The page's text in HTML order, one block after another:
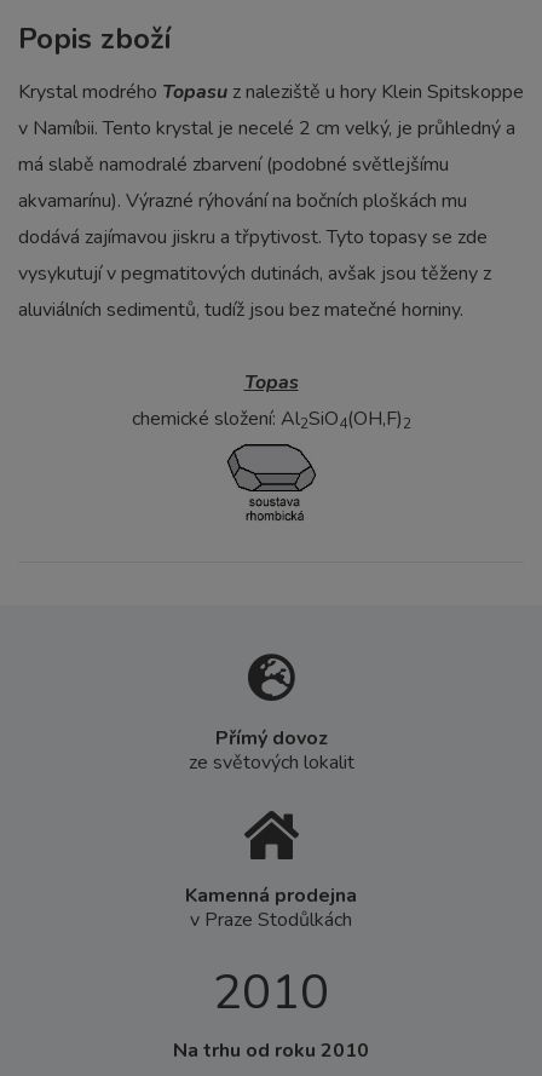
Popis zboží
Krystal modrého Topasu z naleziště u hory Klein Spitskoppe
v Namíbii. Tento krystal je necelé 2 cm velký, je průhledný a
má slabě namodralé zbarvení (podobné světlejšímu
akvamarínu). Výrazné rýhování na bočních ploškách mu
dodává zajímavou jiskru a třpytivost. Tyto topasy se zde
vysykutují v pegmatitových dutinách, avšak jsou těženy z
aluviálních sedimentů, tudíž jsou bez matečné horniny.
Topas
chemické složení: Al2SiO4(OH,F)2
Přímý dovoz
ze světových lokalit
Kamenná prodejna
v Praze Stodůlkách
2010
Na trhu od roku 2010